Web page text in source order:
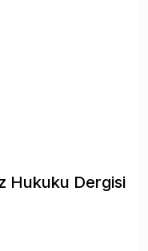
Hukuku Dergisi